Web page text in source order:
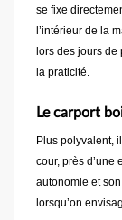
se fixe
l’intérieur de la
lors des jours
la praticité.
Le carport
Plus polyvalent,
cour, près
autonomie et
lorsqu’on